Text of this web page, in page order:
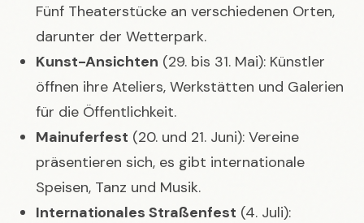
Fünf Theaterstücke an verschiedenen Orten,
darunter der Wetterpark.
Kunst-Ansichten (29. bis 31. Mai): Künstler
öffnen ihre Ateliers, Werkstätten und Galerien
für die Öffentlichkeit.
Mainuferfest (20. und 21. Juni): Vereine
präsentieren sich, es gibt internationale
Speisen, Tanz und Musik.
Internationales Straßenfest (4. Juli):